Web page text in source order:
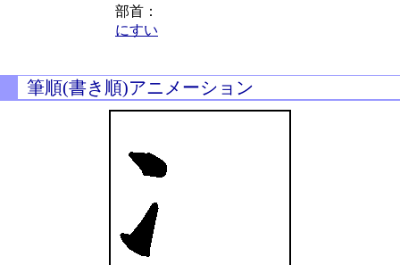
部首：
にすい
筆順(書き順)アニメーション